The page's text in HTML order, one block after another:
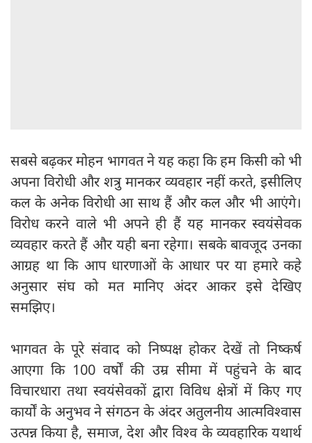
सबसे बढ़कर मोहन भागवत ने यह कहा कि हम किसी को भी
अपना विरोधी और शत्रु मानकर व्यवहार नहीं करते, इसीलिए
कल के अनेक विरोधी आ साथ हैं और कल और भी आएंगे।
विरोध करने वाले भी अपने ही हैं यह मानकर स्वयंसेवक
व्यवहार करते हैं और यही बना रहेगा। सबके बावजूद उनका
आग्रह था कि आप धारणाओं के आधार पर या हमारे कहे
अनुसार संघ को मत मानिए अंदर आकर इसे देखिए
समझिए।
भागवत के पूरे संवाद को निष्पक्ष होकर देखें तो निष्कर्ष
आएगा कि 100 वर्षों की उम्र सीमा में पहुंचने के बाद
विचारधारा तथा स्वयंसेवकों द्वारा विविध क्षेत्रों में किए गए
कार्यों के अनुभव ने संगठन के अंदर अतुलनीय आत्मविश्वास
उत्पन्न किया है, समाज, देश और विश्व के व्यवहारिक यथार्थ